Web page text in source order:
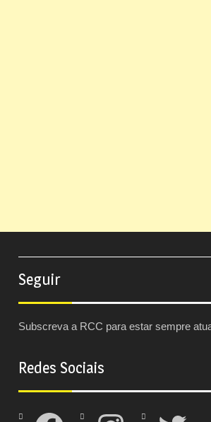
Seguir
Subscreva a RCC para estar sempre
Redes Sociais
Facebook Instagram Twitter